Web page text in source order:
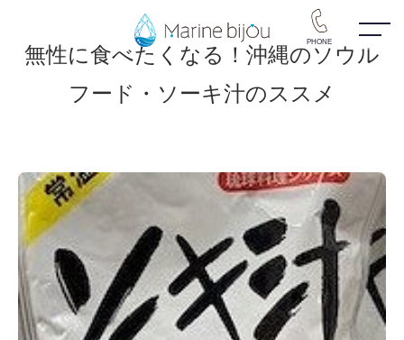
PHONE
無性に食べたくなる！沖縄のソウル
フード・ソーキ汁のススメ